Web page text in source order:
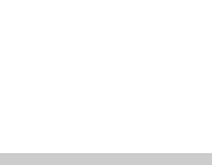
Munck para Locar